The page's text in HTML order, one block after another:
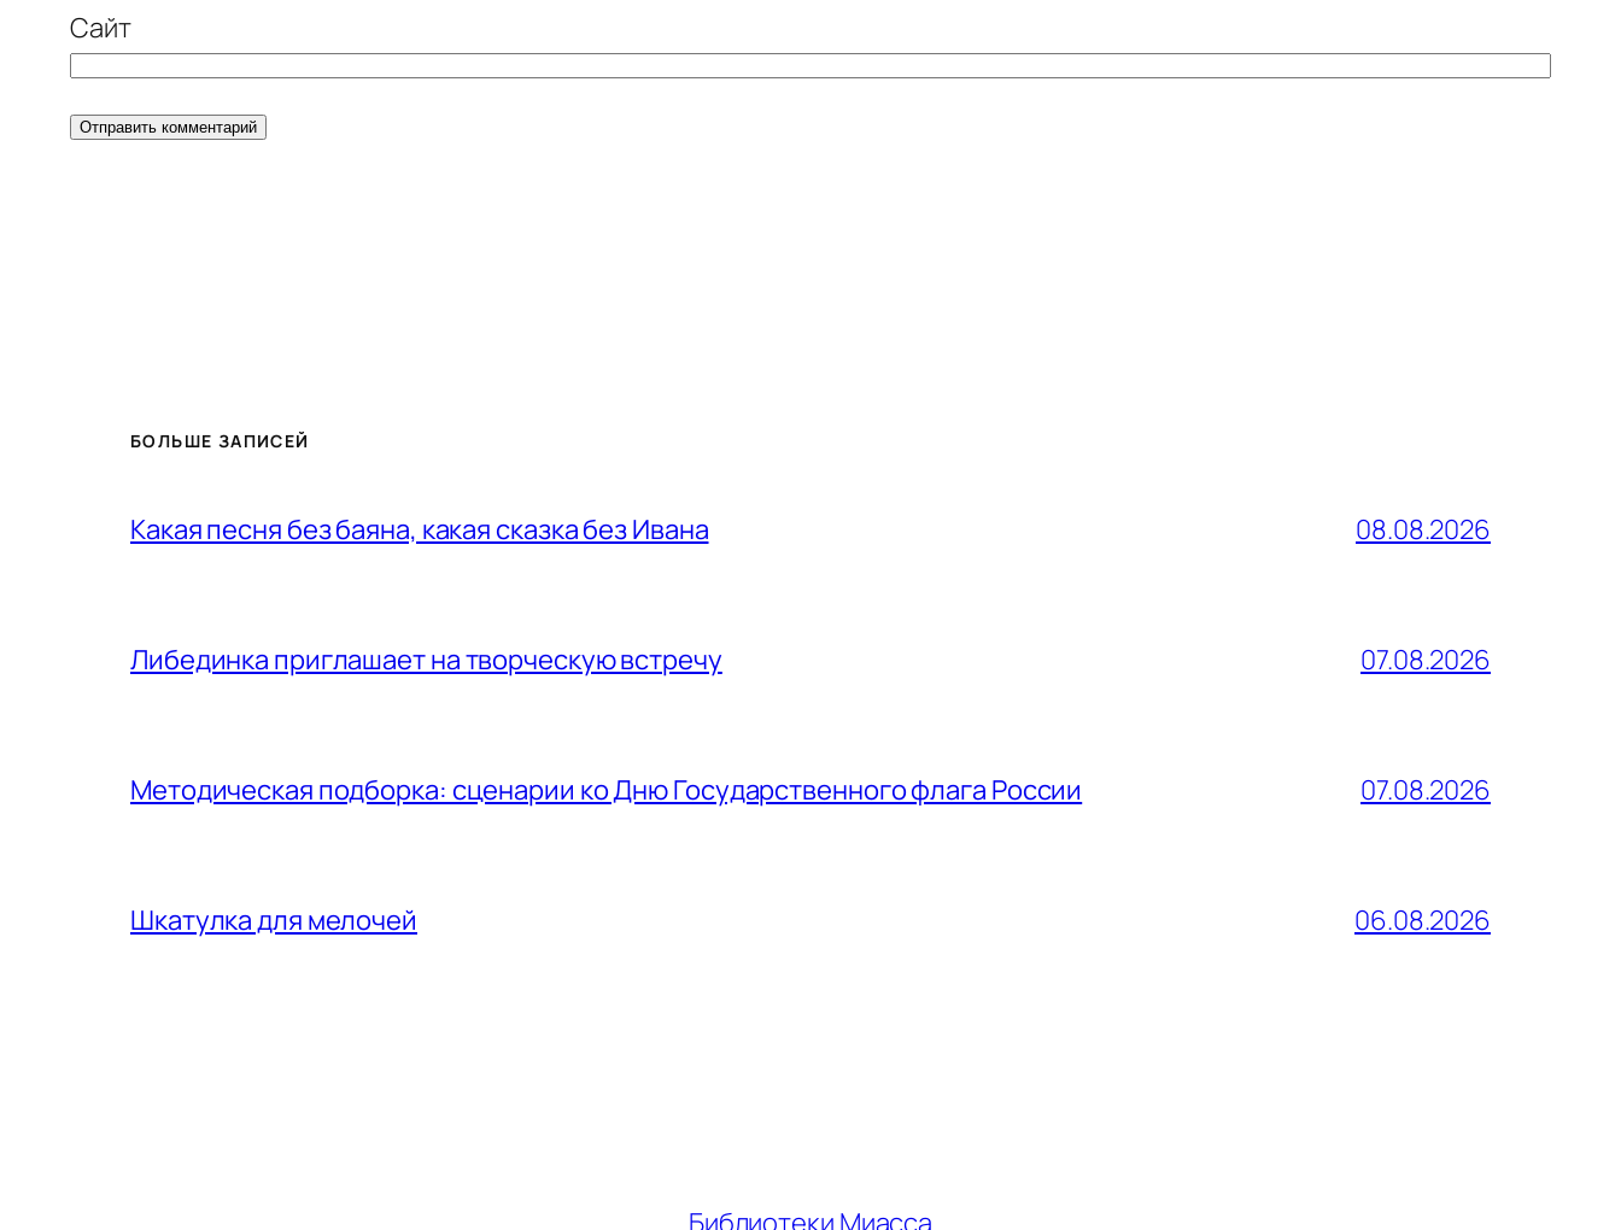
Сайт
БОЛЬШЕ ЗАПИСЕЙ
Какая песня без баяна, какая сказка без Ивана 08.08.2026
Либединка приглашает на творческую встречу 07.08.2026
Методическая подборка: сценарии ко Дню Государственного флага России 07.08.2026
Шкатулка для мелочей 06.08.2026
Библиотеки Миасса